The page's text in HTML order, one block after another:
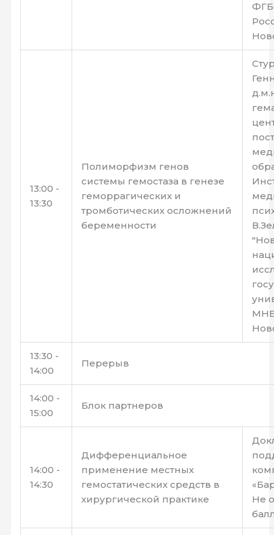
13:00 -
13:30
Полиморфизм генов
системы гемостаза в генезе
геморрагических и
тромботических осложнений
беременности
13:30 -
14:00
Перерыв
14:00 -
15:00
Блок партнеров
14:00 -
14:30
Дифференциальное
применение местных
гемостатических средств в
хирургической практике
Не